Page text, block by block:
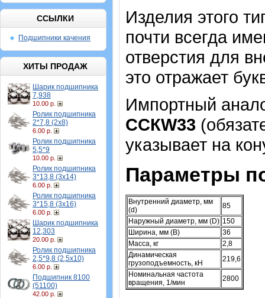
ССЫЛКИ
Подшипники качения
ХИТЫ ПРОДАЖ
Шарик подшипника
7,938
10.00 р.
Ролик подшипника
2*7,8 (2х8)
6.00 р.
Ролик подшипника
5,5*9
10.00 р.
Ролик подшипника
3*13,8 (3х14)
6.00 р.
Ролик подшипника
3*15,8 (3х16)
6.00 р.
Шарик подшипника
12,303
20.00 р.
Ролик подшипника
2,5*9,8 (2,5х10)
6.00 р.
Подшипник 8100
(51100)
42.00 р.
Изделия этого
почти всегда
отверстия для
это отражает
Импортный
CCКW33
указывает на
Параметры
Внутренний диаметр, мм
(d)
85
Наружный диаметр, мм (D) 150
Ширина, мм (B)
36
Масса, кг
2,8
Динамическая
грузоподъемность, кН
219,6
Номинальная частота
вращения, 1/мин
2800